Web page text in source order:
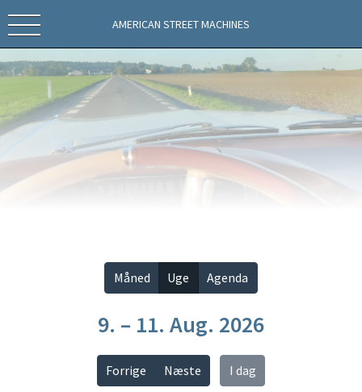
AMERICAN STREET MACHINES
Forrige Næste I dag
9. – 11. Aug. 2026
Måned Uge Agenda